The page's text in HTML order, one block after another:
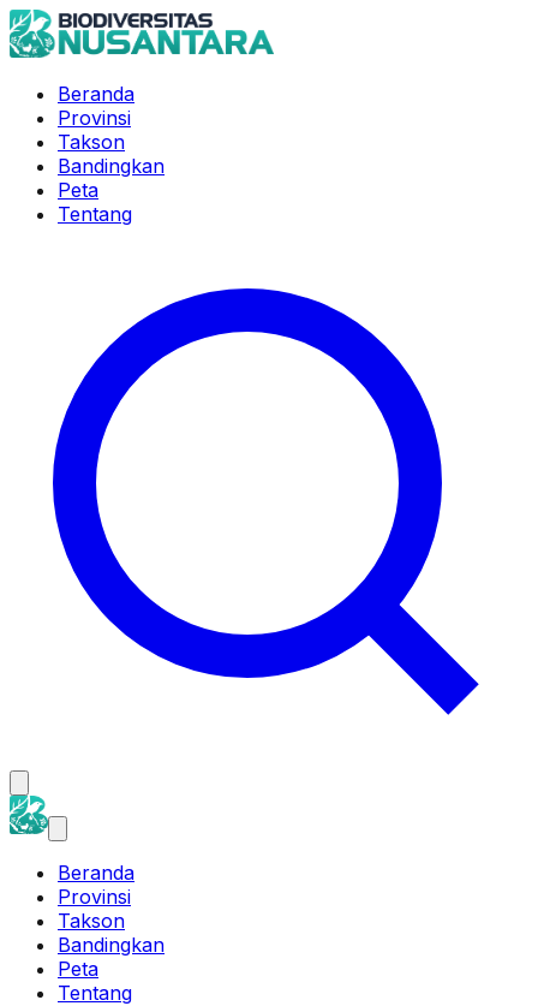
Beranda
Provinsi
Takson
Bandingkan
Peta
Tentang
Beranda
Provinsi
Takson
Bandingkan
Peta
Tentang